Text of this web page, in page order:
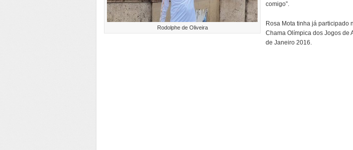
Rodolphe de Oliveira
comigo”.
Rosa Mota tinha já participado
Chama Olímpica dos Jogos de
de Janeiro 2016.